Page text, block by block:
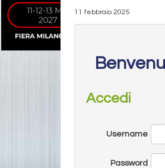
11 febbraio 2025
Accedi
Username
Password